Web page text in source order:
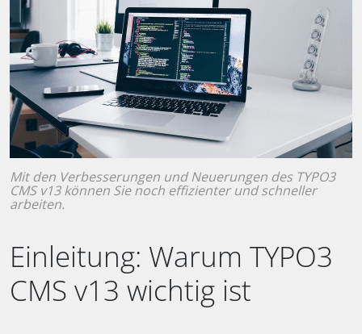
Mit den Verbesserungen und Neuerungen des TYPO3
CMS v13 können Sie noch effizienter und schneller
arbeiten.
Einleitung: Warum TYPO3
CMS v13 wichtig ist